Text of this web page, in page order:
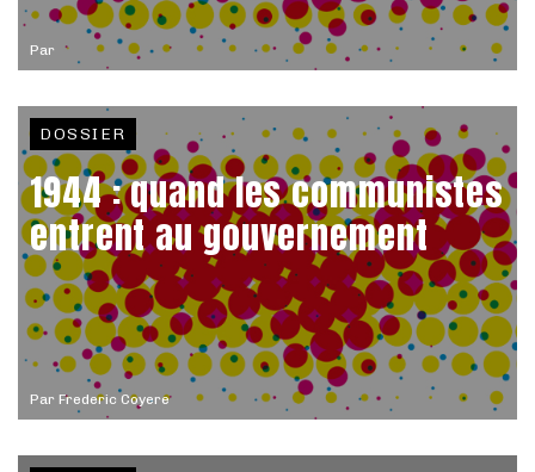
Par
Par Frederic Coyere
DOSSIER
1944 : quand les communistes
entrent au gouvernement